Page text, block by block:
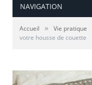
NAVIGATION
Accueil » Vie pratique
votre housse de couette